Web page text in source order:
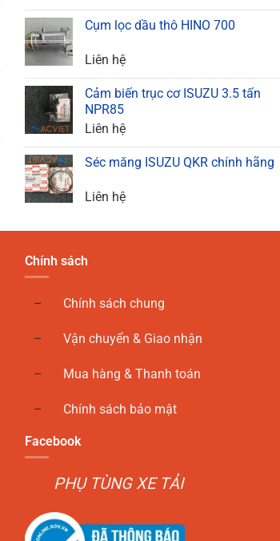
Cụm lọc dầu thô HINO 700
Liên hệ
Cảm biến trục cơ ISUZU 3.5 tấn
NPR85
Liên hệ
Séc măng ISUZU QKR chính hãng
Liên hệ
Chính sách
Chính sách chung
Vận chuyển & Giao nhận
Mua hàng & Thanh toán
Chính sách bảo mật
Facebook
PHỤ TÙNG XE TẢI